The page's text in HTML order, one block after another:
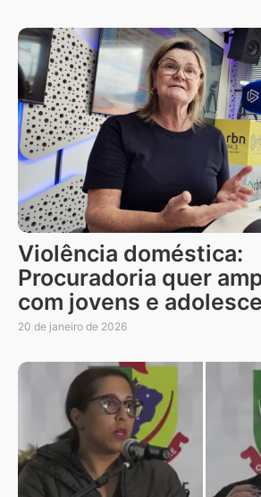
Violência doméstica:
Procuradoria quer
com jovens e
20 de janeiro de 2026